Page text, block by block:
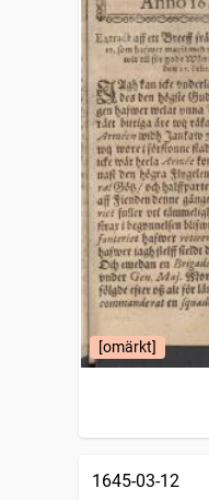
[omärkt]
1645-03-12